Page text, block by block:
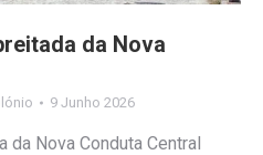
da Nova
9 Junho 2026
da Nova Conduta Central